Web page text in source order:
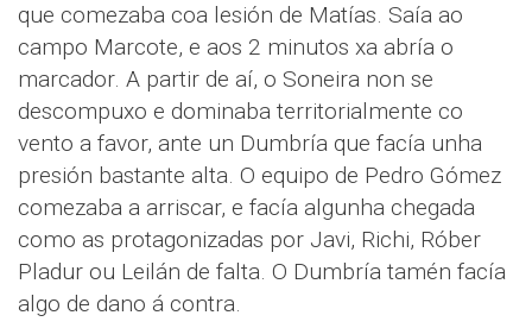
que comezaba coa lesión de Matías. Saía ao
campo Marcote, e aos 2 minutos xa abría o
marcador. A partir de aí, o Soneira non se
descompuxo e dominaba territorialmente co
vento a favor, ante un Dumbría que facía unha
presión bastante alta. O equipo de Pedro Gómez
comezaba a arriscar, e facía algunha chegada
como as protagonizadas por Javi, Richi, Róber
Pladur ou Leilán de falta. O Dumbría tamén facía
algo de dano á contra.